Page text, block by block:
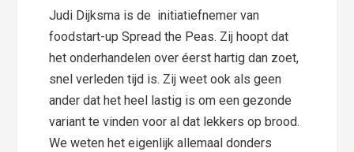
Judi Dijksma is de initiatiefnemer van
foodstart-up Spread the Peas. Zij hoopt dat
het onderhandelen over éerst hartig dan zoet,
snel verleden tijd is. Zij weet ook als geen
ander dat het heel lastig is om een gezonde
variant te vinden voor al dat lekkers op brood.
We weten het eigenlijk allemaal donders